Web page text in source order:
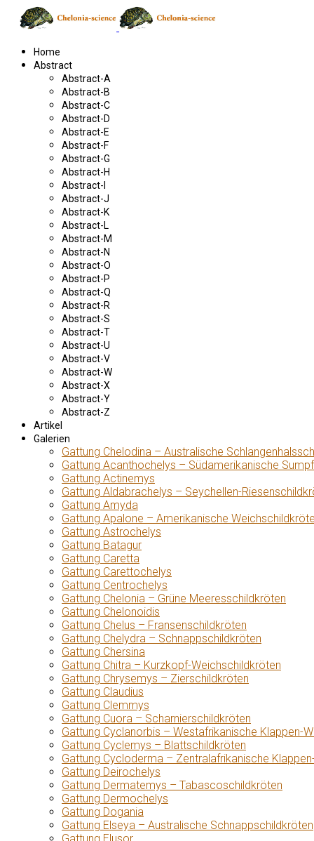
Home
Abstract
Abstract-A
Abstract-B
Abstract-C
Abstract-D
Abstract-E
Abstract-F
Abstract-G
Abstract-H
Abstract-I
Abstract-J
Abstract-K
Abstract-L
Abstract-M
Abstract-N
Abstract-O
Abstract-P
Abstract-Q
Abstract-R
Abstract-S
Abstract-T
Abstract-U
Abstract-V
Abstract-W
Abstract-X
Abstract-Y
Abstract-Z
Artikel
Galerien
Gattung Chelodina – Australische
Gattung Acanthochelys – Südamerikanische
Gattung Actinemys
Gattung Aldabrachelys – Seychellen-
Gattung Amyda
Gattung Apalone – Amerikanische
Gattung Astrochelys
Gattung Batagur
Gattung Caretta
Gattung Carettochelys
Gattung Centrochelys
Gattung Chelonia – Grüne Meeresschildkröten
Gattung Chelonoidis
Gattung Chelus – Fransenschildkröten
Gattung Chelydra – Schnappschildkröten
Gattung Chersina
Gattung Chitra – Kurzkopf-Weichschildkröten
Gattung Chrysemys – Zierschildkröten
Gattung Claudius
Gattung Clemmys
Gattung Cuora – Scharnierschildkröten
Gattung Cyclanorbis – Westafrikanische Klappen-
Gattung Cyclemys – Blattschildkröten
Gattung Cycloderma – Zentralafrikanische
Gattung Deirochelys
Gattung Dermatemys – Tabascoschildkröten
Gattung Dermochelys
Gattung Dogania
Gattung Elseya – Australische Schnappschildkröten